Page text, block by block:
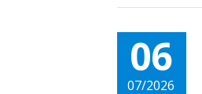
06
07/2026